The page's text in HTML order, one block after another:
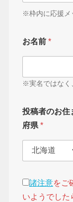
※枠内に応援メ
お名前 *
※実名ではなく
投稿者のお住
府県 *
諸注意をご
いようでした